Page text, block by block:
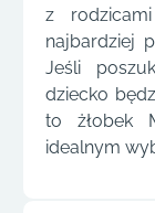
z
najbardziej
Jeśli
dziecko
to żłobek
idealnym